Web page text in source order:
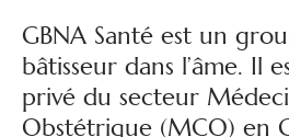
GBNA Santé est un
bâtisseur dans l’âme. Il
privé du secteur
Obstétrique (MCO) en